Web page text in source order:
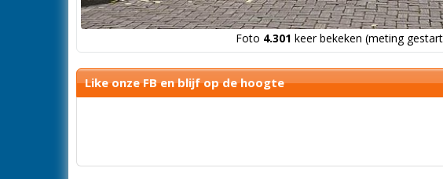
Foto 4.301 keer bekeken (meting
Like onze FB en blijf op de hoogte